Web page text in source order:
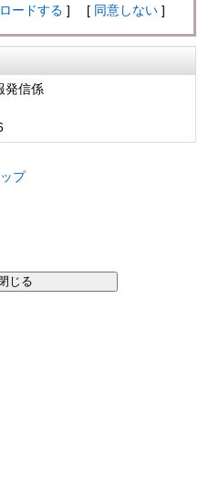
ードする ] [ 同意しない ]
発信係
プ